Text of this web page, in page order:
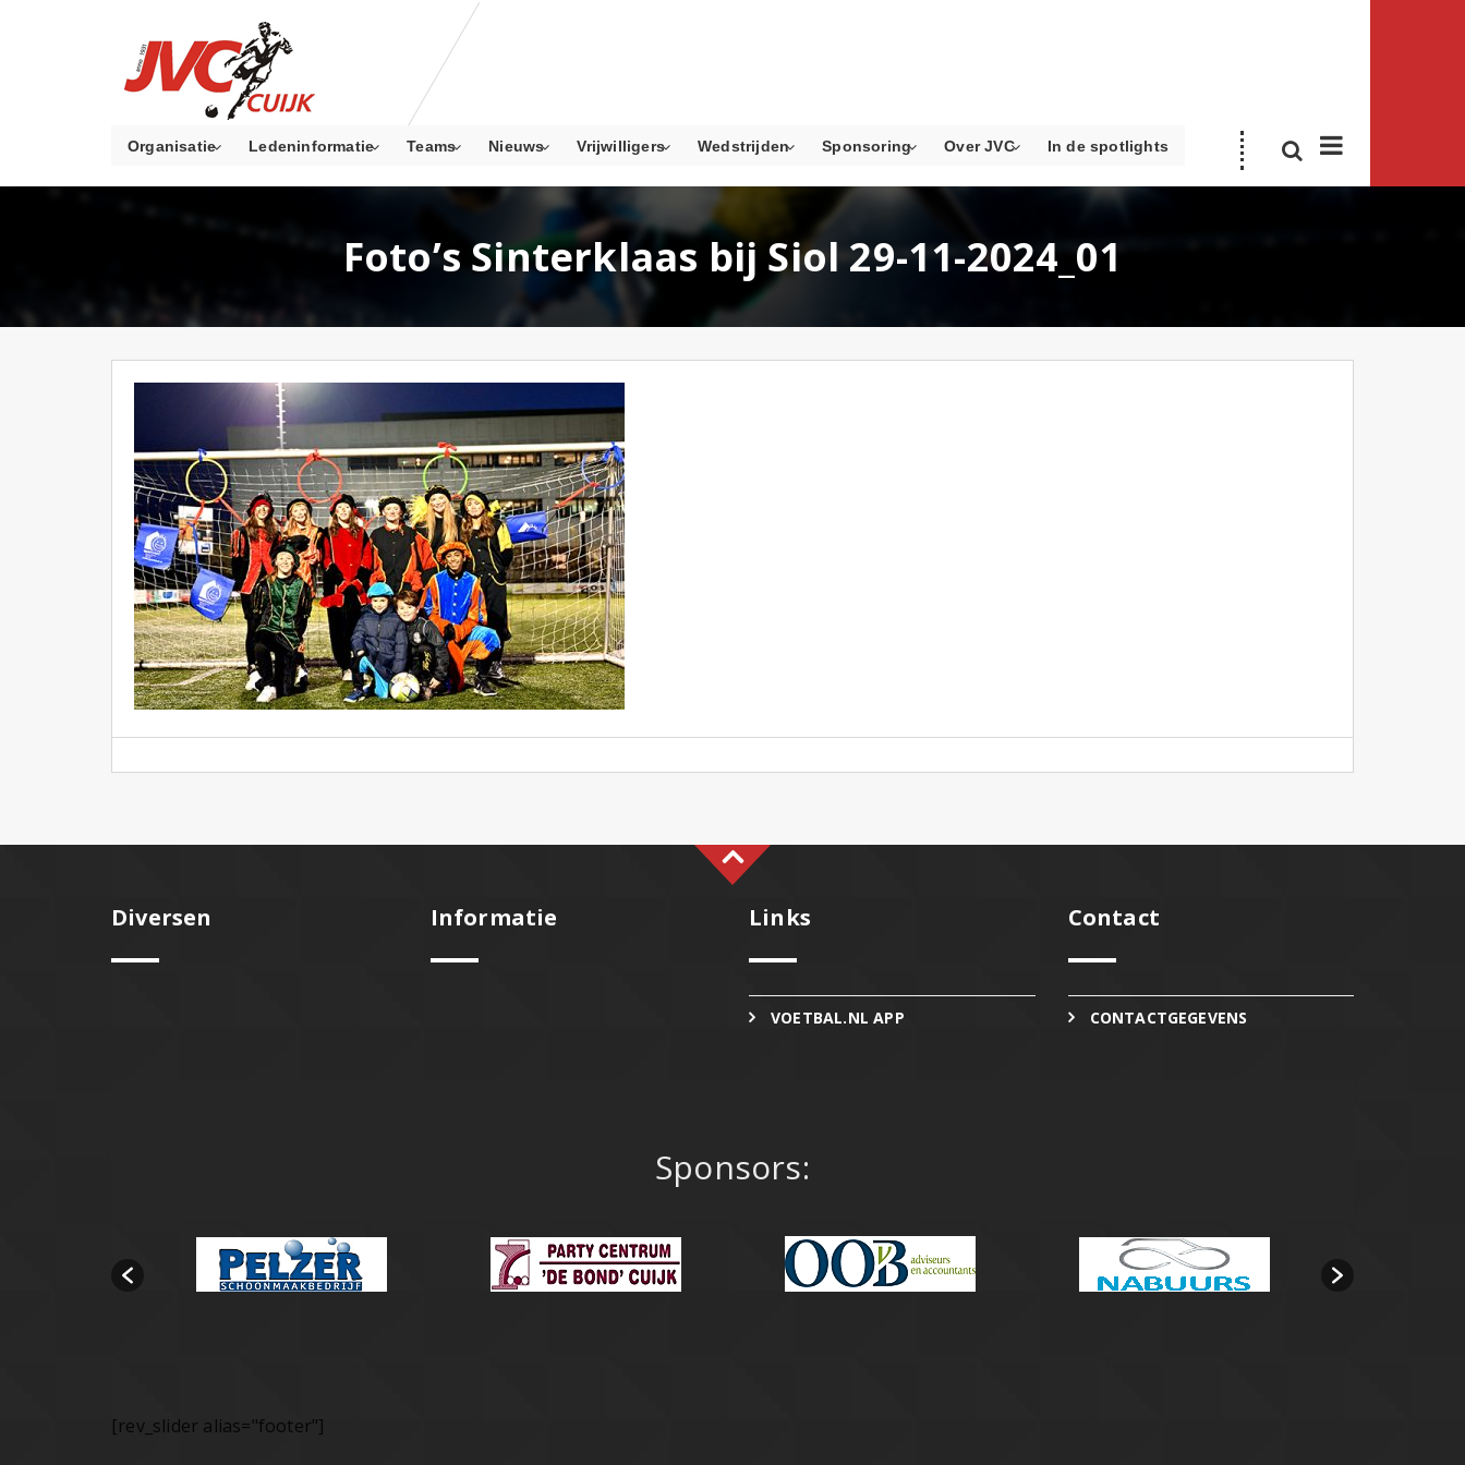
Organisatie Ledeninformatie Teams Nieuws Vrijwilligers Wedstrijden Sponsoring Over JVC In de spotlights
Foto’s Sinterklaas bij Siol 29-11-2024_01
Diversen Informatie Links
VOETBAL.NL APP
Contact
CONTACTGEGEVENS
Sponsors:
[rev_slider alias="footer"]